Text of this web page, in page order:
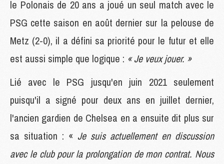
le Polonais de 20 ans a joué un seul match avec le
PSG cette saison en août dernier sur la pelouse de
Metz (2-0), il a défini sa priorité pour le futur et elle
est aussi simple que logique : « Je veux jouer. »
Lié avec le PSG jusqu'en juin 2021 seulement
puisqu'il a signé pour deux ans en juillet dernier,
l'ancien gardien de Chelsea en a ensuite dit plus sur
sa situation : « Je suis actuellement en discussion
avec le club pour la prolongation de mon contrat. Nous